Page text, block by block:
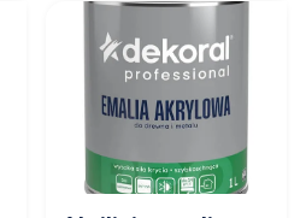
mineraliniais
pagrindais, mediena,
metalu, cinku,
aliuminiu, stiklo
pluoštu sustiprintu
plastiku, taip pat
senais dažų